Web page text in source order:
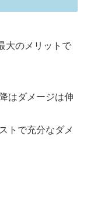
大のメリットで
はダメージは伸
トで充分なダメ